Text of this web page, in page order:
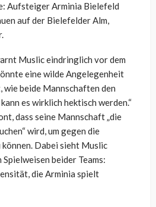
Aufsteiger Arminia Bielefeld
auf der Bielefelder Alm,
Muslic eindringlich vor dem
eine wilde Angelegenheit
wie beide Mannschaften den
es wirklich hektisch werden.“
dass seine Mannschaft „die
wird, um gegen die
Dabei sieht Muslic
beider Teams:
die Arminia spielt